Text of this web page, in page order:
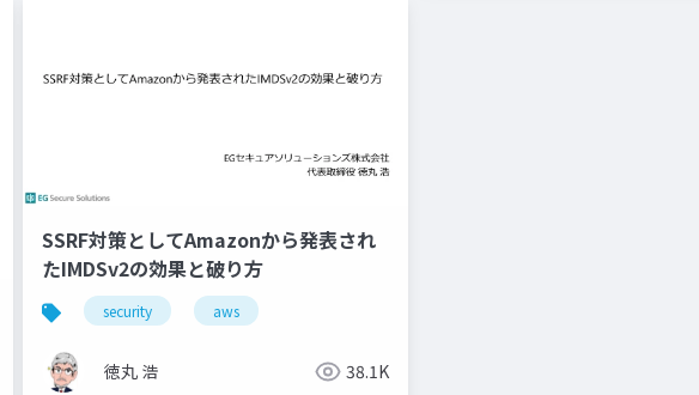
SSRF対策としてAmazonから発表され
たIMDSv2の効果と破り方
security aws
徳丸 浩 38.1K